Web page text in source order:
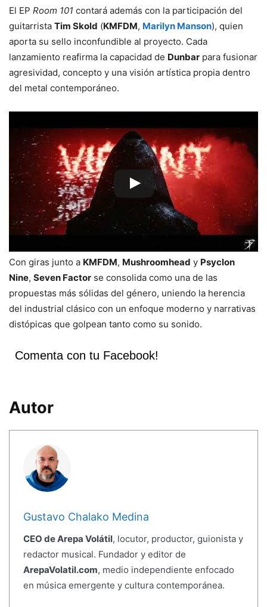
El EP Room 101 contará además con la participación del
guitarrista Tim Skold (KMFDM, Marilyn Manson), quien
aporta su sello inconfundible al proyecto. Cada
lanzamiento reafirma la capacidad de Dunbar para fusionar
agresividad, concepto y una visión artística propia dentro
del metal contemporáneo.
Con giras junto a KMFDM, Mushroomhead y Psyclon
Nine, Seven Factor se consolida como una de las
propuestas más sólidas del género, uniendo la herencia
del industrial clásico con un enfoque moderno y narrativas
distópicas que golpean tanto como su sonido.
Comenta con tu Facebook!
Autor
Gustavo Chalako Medina
CEO de Arepa Volátil, locutor, productor, guionista y
redactor musical. Fundador y editor de
ArepaVolatil.com, medio independiente enfocado
en música emergente y cultura contemporánea.